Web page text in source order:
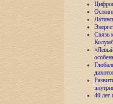
Связь
40 лет